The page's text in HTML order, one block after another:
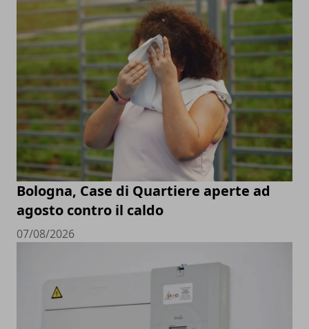
Bologna, Case di Quartiere aperte ad
agosto contro il caldo
07/08/2026